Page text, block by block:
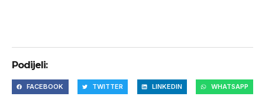
Podijeli:
FACEBOOK TWITTER LINKEDIN WHATSAPP